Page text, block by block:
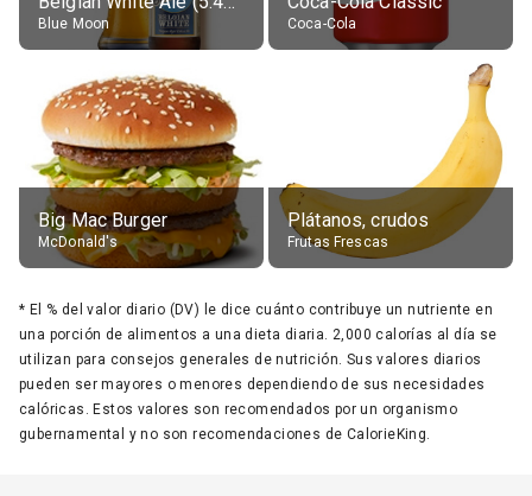
Blue Moon Coca-Cola
Big Mac Burger
McDonald's
Plátanos, crudos
Frutas Frescas
* El % del valor diario (DV) le dice cuánto contribuye un nutriente en
una porción de alimentos a una dieta diaria. 2,000 calorías al día se
utilizan para consejos generales de nutrición. Sus valores diarios
pueden ser mayores o menores dependiendo de sus necesidades
calóricas. Estos valores son recomendados por un organismo
gubernamental y no son recomendaciones de CalorieKing.